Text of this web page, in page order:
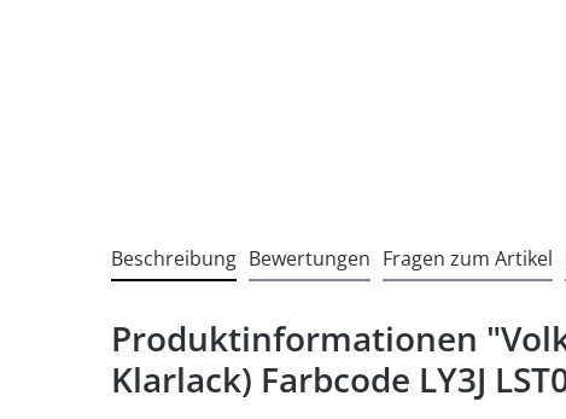
Beschreibung Bewertungen Fragen zum Artikel
Produktinformationen
Klarlack) Farbcode LY3J